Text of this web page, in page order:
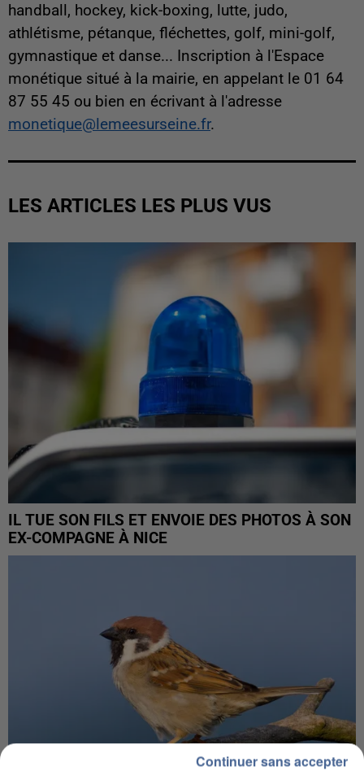
handball, hockey, kick-boxing, lutte, judo,
athlétisme, pétanque, fléchettes, golf, mini-golf,
gymnastique et danse... Inscription à l'Espace
monétique situé à la mairie, en appelant le 01 64
87 55 45 ou bien en écrivant à l'adresse
monetique@lemeesurseine.fr.
LES ARTICLES LES PLUS VUS
IL TUE SON FILS ET ENVOIE DES PHOTOS À SON
EX-COMPAGNE À NICE
Continuer sans accepter